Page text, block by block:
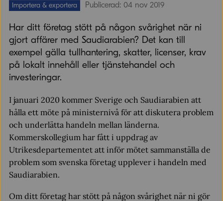
Importera & exportera Publicerad: 04 nov 2019
Har ditt företag stött på någon svårighet när ni
gjort affärer med Saudiarabien? Det kan till
exempel gälla tullhantering, skatter, licenser, krav
på lokalt innehåll eller tjänstehandel och
investeringar.
I januari 2020 kommer Sverige och Saudiarabien att
hålla ett möte på ministernivå för att diskutera problem
och underlätta handeln mellan länderna.
Kommerskollegium har fått i uppdrag av
Utrikesdepartementet att inför mötet sammanställa de
problem som svenska företag upplever i handeln med
Saudiarabien.
Om ditt företag har stött på någon svårighet när ni gör